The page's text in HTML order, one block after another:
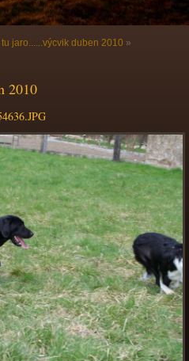
tu jaro......výcvik duben 2010 »
2010